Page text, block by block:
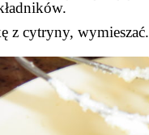
z cytryny, wymieszać.